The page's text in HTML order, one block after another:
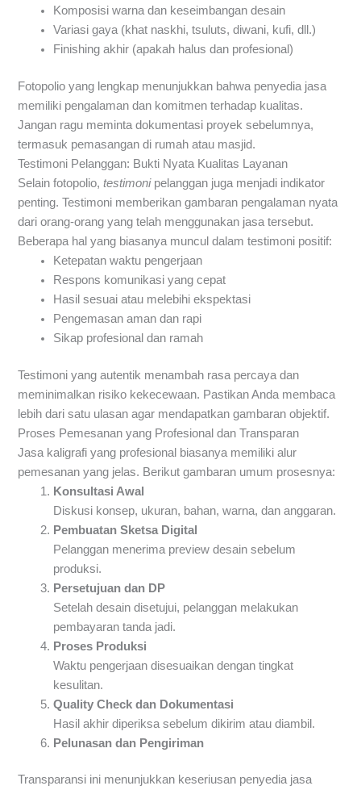
Komposisi warna dan keseimbangan desain
Variasi gaya (khat naskhi, tsuluts, diwani, kufi, dll.)
Finishing akhir (apakah halus dan profesional)
Fotopolio yang lengkap menunjukkan bahwa penyedia jasa
memiliki pengalaman dan komitmen terhadap kualitas.
Jangan ragu meminta dokumentasi proyek sebelumnya,
termasuk pemasangan di rumah atau masjid.
Testimoni Pelanggan: Bukti Nyata Kualitas Layanan
Selain fotopolio,testimonipelanggan juga menjadi indikator
penting. Testimoni memberikan gambaran pengalaman nyata
dari orang-orang yang telah menggunakan jasa tersebut.
Beberapa hal yang biasanya muncul dalam testimoni positif:
Ketepatan waktu pengerjaan
Respons komunikasi yang cepat
Hasil sesuai atau melebihi ekspektasi
Pengemasan aman dan rapi
Sikap profesional dan ramah
Testimoni yang autentik menambah rasa percaya dan
meminimalkan risiko kekecewaan. Pastikan Anda membaca
lebih dari satu ulasan agar mendapatkan gambaran objektif.
Proses Pemesanan yang Profesional dan Transparan
Jasa kaligrafi yang profesional biasanya memiliki alur
pemesanan yang jelas. Berikut gambaran umum prosesnya:
Konsultasi Awal
Diskusi konsep, ukuran, bahan, warna, dan anggaran.
Pembuatan Sketsa Digital
Pelanggan menerima preview desain sebelum
produksi.
Persetujuan dan DP
Setelah desain disetujui, pelanggan melakukan
pembayaran tanda jadi.
Proses Produksi
Waktu pengerjaan disesuaikan dengan tingkat
kesulitan.
Quality Check dan Dokumentasi
Hasil akhir diperiksa sebelum dikirim atau diambil.
Pelunasan dan Pengiriman
Transparansi ini menunjukkan keseriusan penyedia jasa